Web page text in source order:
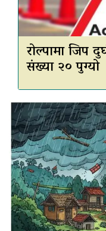
रोल्पामा जिप
संख्या २० पुग्यो